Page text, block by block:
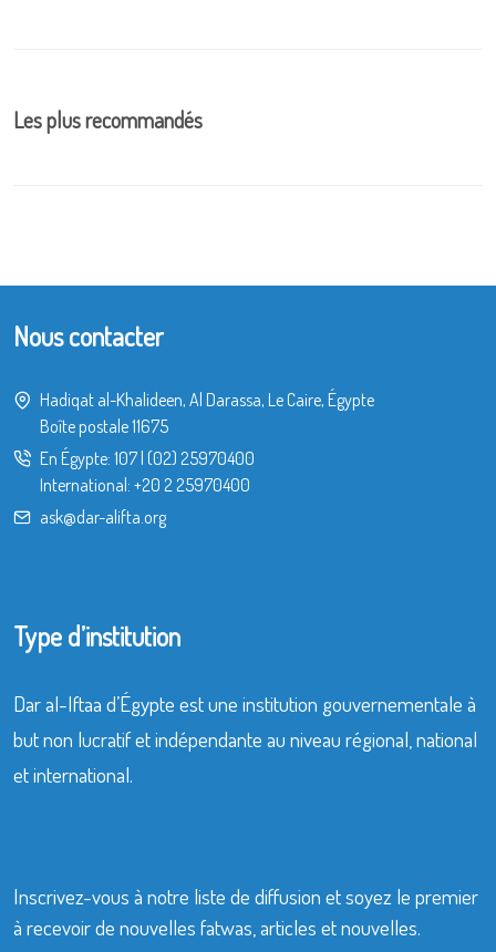
Les plus recommandés
Nous contacter
Hadiqat al-Khalideen, Al Darassa, Le Caire, Égypte
Boîte postale 11675
En Égypte: 107| (02) 25970400
International: +20 2 25970400
ask@dar-alifta.org
Type d’institution
Dar al-Iftaa d’Égypte est une institution gouvernementale à
but non lucratif et indépendante au niveau régional, national
et international.
Inscrivez-vous à notre liste de diffusion et soyez le premier
à recevoir de nouvelles fatwas, articles et nouvelles.